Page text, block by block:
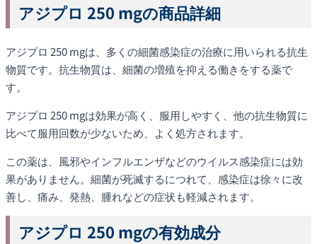
アジプロ 250 mgの商品詳細
アジプロ 250 mgは、多くの細菌感染症の治療に用いられる抗生
物質です。抗生物質は、細菌の増殖を抑える働きをする薬で
す。
アジプロ 250 mgは効果が高く、服用しやすく、他の抗生物質に
比べて服用回数が少ないため、よく処方されます。
この薬は、風邪やインフルエンザなどのウイルス感染症には効
果がありません。細菌が死滅するにつれて、感染症は徐々に改
善し、痛み、発熱、腫れなどの症状も軽減されます。
アジプロ 250 mgの有効成分